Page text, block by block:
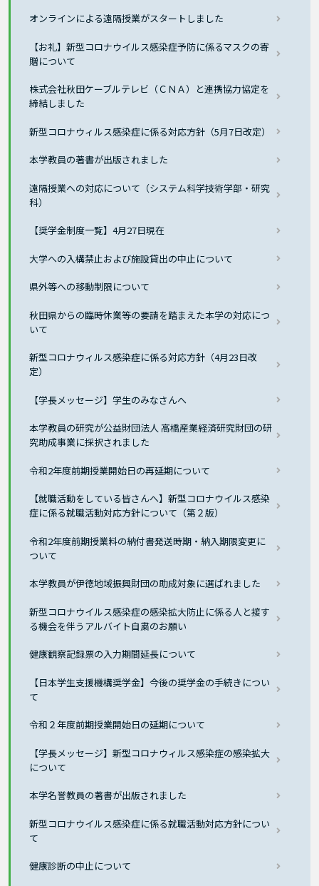
オンラインによる遠隔授業がスタートしました
【お礼】新型コロナウイルス感染症予防に係るマスクの寄
贈について
株式会社秋田ケーブルテレビ（ＣＮＡ）と連携協力協定を
締結しました
新型コロナウィルス感染症に係る対応方針（5月7日改定）
本学教員の著書が出版されました
遠隔授業への対応について（システム科学技術学部・研究
科）
【奨学金制度一覧】4月27日現在
大学への入構禁止および施設貸出の中止について
県外等への移動制限について
秋田県からの臨時休業等の要請を踏まえた本学の対応につ
いて
新型コロナウィルス感染症に係る対応方針（4月23日改
定）
【学長メッセージ】学生のみなさんへ
本学教員の研究が公益財団法人 高橋産業経済研究財団の研
究助成事業に採択されました
令和2年度前期授業開始日の再延期について
【就職活動をしている皆さんへ】新型コロナウイルス感染
症に係る就職活動対応方針について（第２版）
令和2年度前期授業料の納付書発送時期・納入期限変更に
ついて
本学教員が伊徳地域振興財団の助成対象に選ばれました
新型コロナウイルス感染症の感染拡大防止に係る人と接す
る機会を伴うアルバイト自粛のお願い
健康観察記録票の入力期間延長について
【日本学生支援機構奨学金】今後の奨学金の手続きについ
て
令和２年度前期授業開始日の延期について
【学長メッセージ】新型コロナウィルス感染症の感染拡大
について
本学名誉教員の著書が出版されました
新型コロナウイルス感染症に係る就職活動対応方針につい
て
健康診断の中止について